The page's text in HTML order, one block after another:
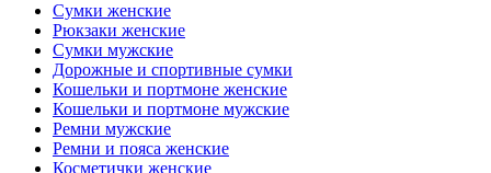
Сумки женские
Рюкзаки женские
Сумки мужские
Дорожные и спортивные сумки
Кошельки и портмоне женские
Кошельки и портмоне мужские
Ремни мужские
Ремни и пояса женские
Косметички женские